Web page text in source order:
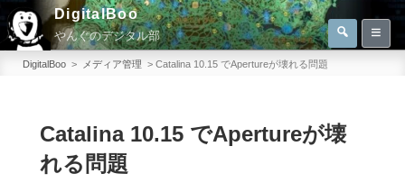
コ
ン
DigitalBoo
やんぐのデジタル部
検
検
索
DigitalBoo > メディア管理 > Catalina 10.15 でApertureが壊れる問題
Catalina 10.15 でApertureが壊
れる問題